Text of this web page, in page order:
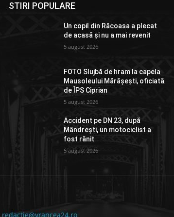
STIRI POPULARE
Un copil din Răcoasa a plecat
de acasă și nu a mai revenit
5 august 2026
FOTO Slujbă de hram la capela
Mausoleului Mărășești, oficiată
de ÎPS Ciprian
5 august 2026
Accident pe DN 23, după
Mândrești, un motociclist a
fost rănit
5 august 2026
redactie@vrancea24.ro